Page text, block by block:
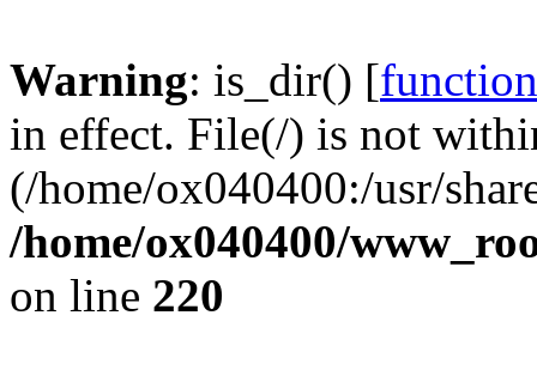
Warning: is_dir() [
in effect. File(/) is not
(/home/ox040400:/usr/
/home/ox040400/
on line 220